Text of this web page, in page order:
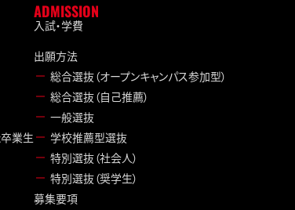
業生
ADMISSION
入試・学費
出願方法
総合選抜（オープンキャンパス参加型）
総合選抜（自己推薦）
一般選抜
学校推薦型選抜
特別選抜（社会人）
特別選抜（奨学生）
募集要項